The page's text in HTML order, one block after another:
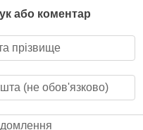
або коментар